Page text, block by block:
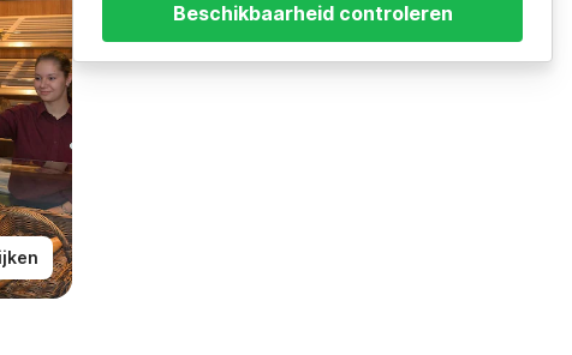
Beschikbaarheid controleren